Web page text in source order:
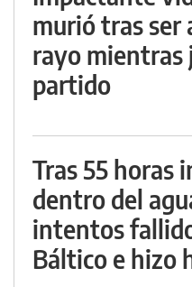
murió tras ser
rayo mientras
partido
Tras 55 horas
dentro del
intentos
Báltico e hizo